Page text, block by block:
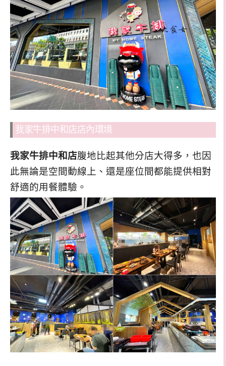
我家牛排中和店店內環境
我家牛排中和店腹地比起其他分店大得多，也因
此無論是空間動線上、還是座位間都能提供相對
舒適的用餐體驗。